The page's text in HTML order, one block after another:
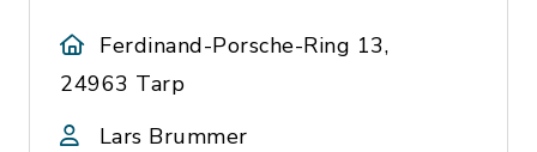
Ferdinand-Porsche-Ring 13,
24963 Tarp
Lars Brummer